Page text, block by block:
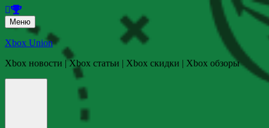
Меню Перейти
к
содержанию
Xbox Union
Xbox новости | Xbox статьи | Xbox скидки | Xbox обзоры
Перейти